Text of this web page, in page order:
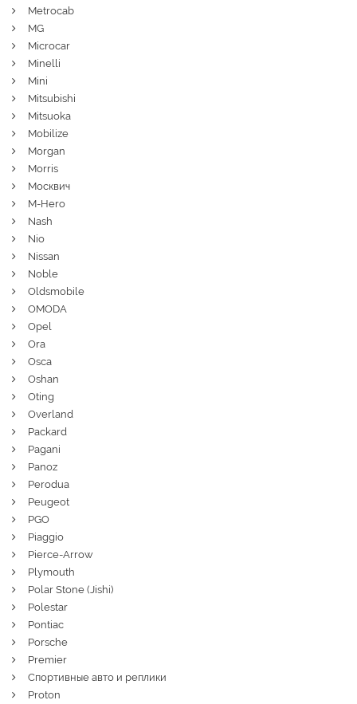
Metrocab
MG
Microcar
Minelli
Mini
Mitsubishi
Mitsuoka
Mobilize
Morgan
Morris
Москвич
M-Hero
Nash
Nio
Nissan
Noble
Oldsmobile
OMODA
Opel
Ora
Osca
Oshan
Oting
Overland
Packard
Pagani
Panoz
Perodua
Peugeot
PGO
Piaggio
Pierce-Arrow
Plymouth
Polar Stone (Jishi)
Polestar
Pontiac
Porsche
Premier
Спортивные авто и реплики
Proton